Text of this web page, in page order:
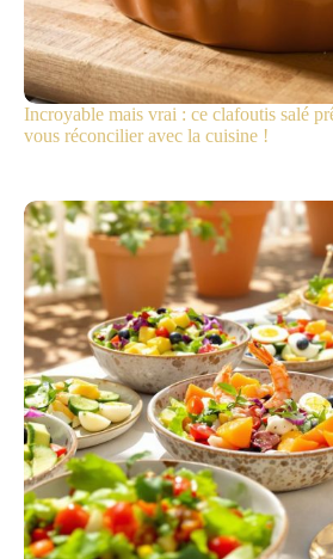
Incroyable mais vrai : ce clafoutis salé
vous réconcilier avec la cuisine !